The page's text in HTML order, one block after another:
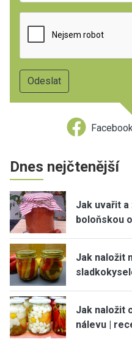
Facebook
Dnes nejčtenější
Jak uvařit
boloňskou
Jak naložit
Jak naložit
nálevu |